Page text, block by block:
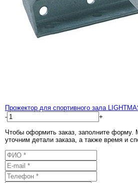
Прожектор для спортивного зала
-
+
Чтобы оформить заказ, заполните
уточним детали заказа, а также время и